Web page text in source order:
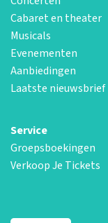
Cabaret en theater
Musicals
Evenementen
Aanbiedingen
Laatste nieuwsbrief
Service
Groepsboekingen
Verkoop Je Tickets